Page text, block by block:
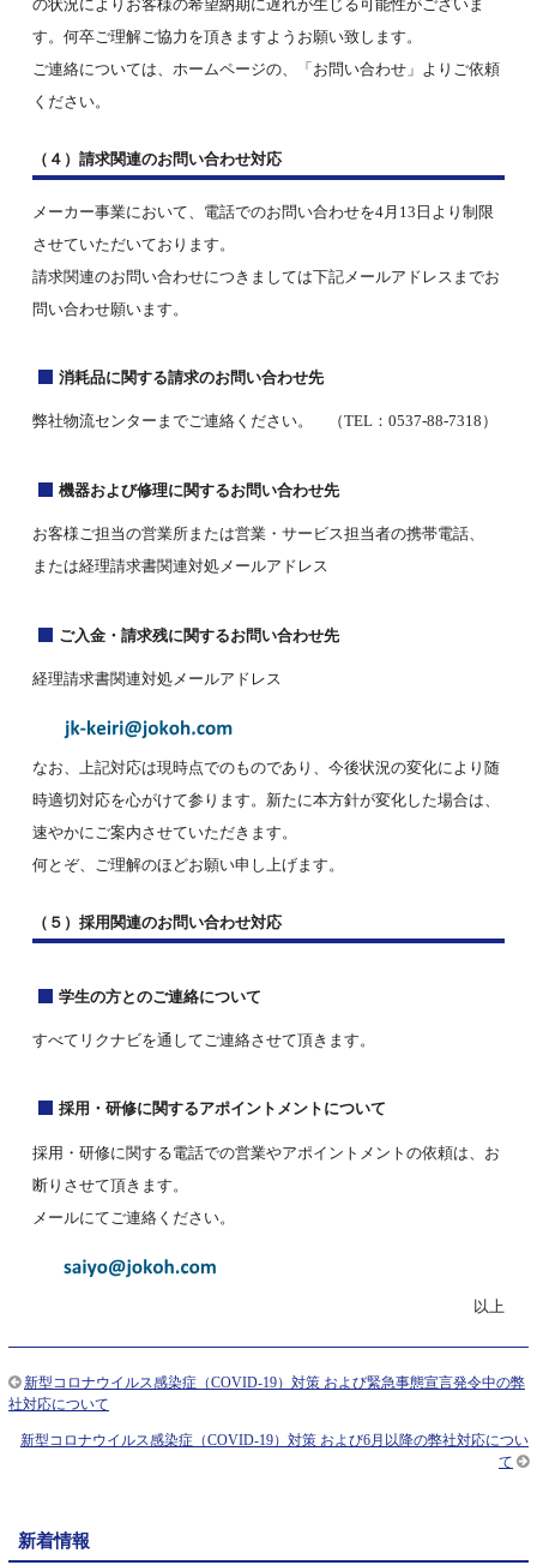
の状況によりお客様の希望納期に遅れが生じる可能性がございま
す。何卒ご理解ご協力を頂きますようお願い致します。
ご連絡については、ホームページの、「お問い合わせ」よりご依頼
ください。
（４）請求関連のお問い合わせ対応
メーカー事業において、電話でのお問い合わせを4月13日より制限
させていただいております。
請求関連のお問い合わせにつきましては下記メールアドレスまでお
問い合わせ願います。
消耗品に関する請求のお問い合わせ先
弊社物流センターまでご連絡ください。 （TEL：0537-88-7318）
機器および修理に関するお問い合わせ先
お客様ご担当の営業所または営業・サービス担当者の携帯電話、
または経理請求書関連対処メールアドレス
ご入金・請求残に関するお問い合わせ先
経理請求書関連対処メールアドレス
なお、上記対応は現時点でのものであり、今後状況の変化により随
時適切対応を心がけて参ります。 新たに本方針が変化した場合は、
速やかにご案内させていただきます。
何とぞ、ご理解のほどお願い申し上げます。
（５）採用関連のお問い合わせ対応
学生の方とのご連絡について
すべてリクナビを通してご連絡させて頂きます。
採用・研修に関するアポイントメントについて
採用・研修に関する電話での営業やアポイントメントの依頼は、お
断りさせて頂きます。
メールにてご連絡ください。
以上
新型コロナウイルス感染症（COVID-19）対策 および緊急事態宣言発令中の弊
社対応について
新型コロナウイルス感染症（COVID-19）対策 および6月以降の弊社対応につい
て
新着情報